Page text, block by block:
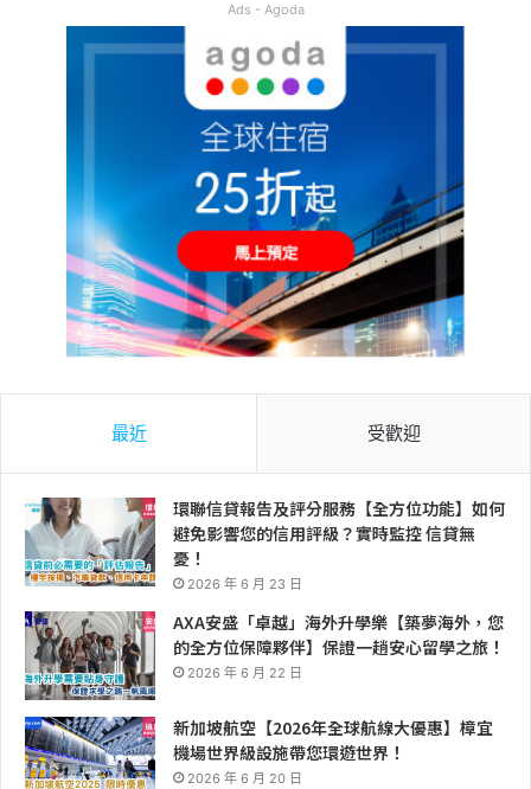
Ads - Agoda
最近 受歡迎
環聯信貸報告及評分服務【全方位功能】如何
避免影響您的信用評級？實時監控 信貸無
憂！
2026 年 6 月 23 日
AXA安盛「卓越」海外升學樂【築夢海外，您
的全方位保障夥伴】保證一趟安心留學之旅！
2026 年 6 月 22 日
新加坡航空【2026年全球航線大優惠】樟宜
機場世界級設施帶您環遊世界！
2026 年 6 月 20 日